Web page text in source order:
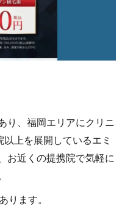
り、福岡エリアにクリニ
上を展開しているエミ
お近くの提携院で気軽に
ります。